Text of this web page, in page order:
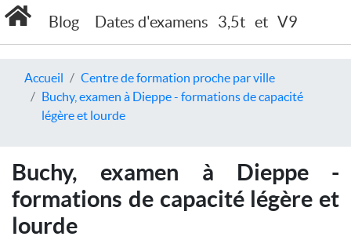
Blog Dates d'examens 3,5t et V9
Accueil
Centre de formation proche par ville
Buchy, examen à Dieppe - formations de capacité
légère et lourde
Buchy, examen à Dieppe -
formations de capacité légère et
lourde